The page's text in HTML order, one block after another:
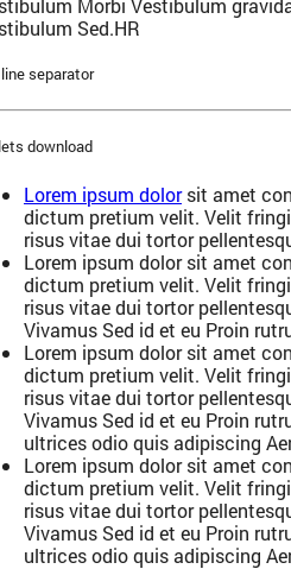
Morbi Vestibulum
Sed.HR
separator
download
Lorem ipsum dolorsit amet
dictum pretium velit. Velit
risus vitae dui tortor
Lorem ipsum dolor sit amet
dictum pretium velit. Velit
risus vitae dui tortor
Vivamus Sed id et eu Proin
Lorem ipsum dolor sit amet
dictum pretium velit. Velit
risus vitae dui tortor
Vivamus Sed id et eu Proin
ultrices odio quis adipiscing
Lorem ipsum dolor sit amet
dictum pretium velit. Velit
risus vitae dui tortor
Vivamus Sed id et eu Proin
ultrices odio quis adipiscing